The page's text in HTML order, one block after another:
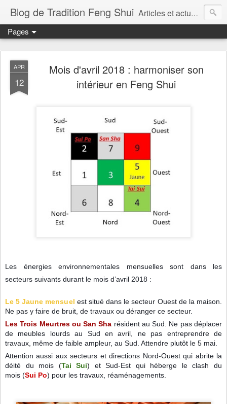
Blog de Tradition Feng Shui Articles et actualités du Feng Shui traditionnel
Pages
APR
12
Mois d'avril 2018 : harmoniser son
intérieur en Feng Shui
Les énergies environnementales mensuelles sont dans les
secteurs suivants durant le mois d’avril 2018 :
Le 5 Jaune mensuel est situé dans le secteur Ouest de la maison.
Ne pas y faire de bruit, de travaux ou déranger ce secteur.
Les Trois Meurtres ou San Sha résident au Sud. Ne pas déplacer
de meubles lourds au Sud en avril, ne pas entreprendre de
travaux, même de faible ampleur, au Sud. Attendre plutôt le 5 mai.
Attention aussi aux secteurs et directions Nord-Ouest qui abrite la
déité du mois (Tai Sui) et Sud-Est qui héberge le clash du
mois (Sui Po) pour les travaux, réaménagements.